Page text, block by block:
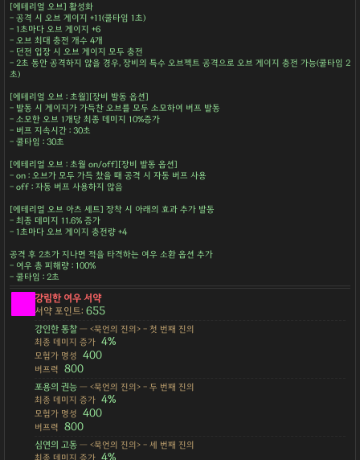
[에테리얼 오브] 활성화
- 공격 시 오브 게이지 +11(쿨타임 1초)
- 1초마다 오브 게이지 +6
- 오브 최대 충전 개수 4개
- 던전 입장 시 오브 게이지 모두 충전
- 2초 동안 공격하지 않을 경우, 장비의 특수 오브젝트 공격으로 오브 게이지 충전 가능(쿨타임 2
초)
[에테리얼 오브 : 초월][장비 발동 옵션]
- 발동 시 게이지가 가득찬 오브를 모두 소모하여 버프 발동
- 소모한 오브 1개당 최종 데미지 10%증가
- 버프 지속시간 : 30초
- 쿨타임 : 30초
[에테리얼 오브 : 초월 on/off][장비 발동 옵션]
- on : 오브가 모두 가득 찼을 때 공격 시 자동 버프 사용
- off : 자동 버프 사용하지 않음
[에테리얼 오브 아츠 세트] 장착 시 아래의 효과 추가 발동
- 최종 데미지 11.6% 증가
- 1초마다 오브 게이지 충전량 +4
공격 후 2초가 지나면 적을 타격하는 여우 소환 옵션 추가
- 여우 총 피해량 : 100%
- 쿨타임 : 2초
강림한 여우 서약
서약 포인트:655
강인한 통찰— <묵언의 진의> - 첫 번째 진의
최종 데미지 증가 4%
모험가 명성 400
버프력 800
포용의 권능— <묵언의 진의> - 두 번째 진의
최종 데미지 증가 4%
모험가 명성 400
버프력 800
심연의 고동— <묵언의 진의> - 세 번째 진의
최종 데미지 증가 4%